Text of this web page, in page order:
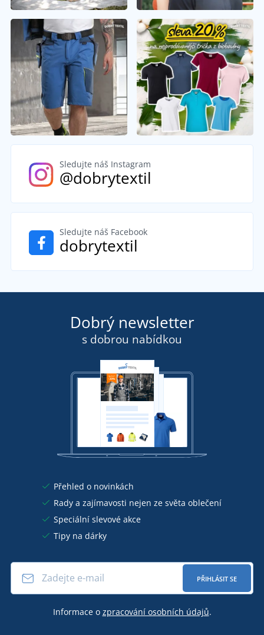
Sledujte náš Instagram
@dobrytextil
Sledujte náš Facebook
dobrytextil
Dobrý newsletter
s dobrou nabídkou
Přehled o novinkách
Rady a zajímavosti nejen ze světa oblečení
Speciální slevové akce
Tipy na dárky
PŘIHLÁSIT SE
Informace o zpracování osobních údajů.